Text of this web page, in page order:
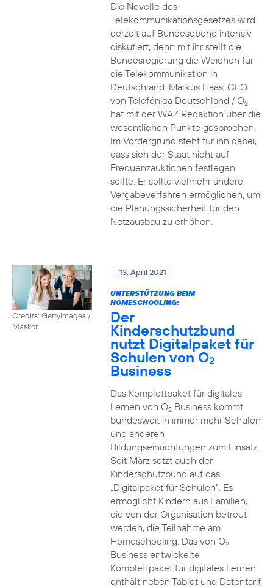
Die Novelle des
Telekommunikationsgesetzes wird
derzeit auf Bundesebene intensiv
diskutiert, denn mit ihr stellt die
Bundesregierung die Weichen für
die Telekommunikation in
Deutschland. Markus Haas, CEO
von Telefónica Deutschland / O2
hat mit der WAZ Redaktion über die
wesentlichen Punkte gesprochen.
Im Vordergrund steht für ihn dabei,
dass sich der Staat nicht auf
Frequenzauktionen festlegen
sollte. Er sollte vielmehr andere
Vergabeverfahren ermöglichen, um
die Planungssicherheit für den
Netzausbau zu erhöhen.
Credits: Gettyimages /
Maskot
13. April 2021
UNTERSTÜTZUNG BEIM
HOMESCHOOLING:
Der
Kinderschutzbund
nutzt Digitalpaket für
Schulen von O2
Business
Das Komplettpaket für digitales
Lernen von O2Business kommt
bundesweit in immer mehr Schulen
und anderen
Bildungseinrichtungen zum Einsatz.
Seit März setzt auch der
Kinderschutzbund auf das
„Digitalpaket für Schulen“. Es
ermöglicht Kindern aus Familien,
die von der Organisation betreut
werden, die Teilnahme am
Homeschooling. Das von O2
Business entwickelte
Komplettpaket für digitales Lernen
enthält neben Tablet und Datentarif